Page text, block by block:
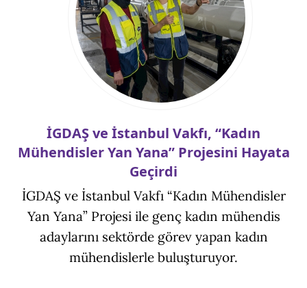
İGDAŞ ve İstanbul Vakfı, “Kadın
Mühendisler Yan Yana” Projesini Hayata
Geçirdi
İGDAŞ ve İstanbul Vakfı “Kadın Mühendisler
Yan Yana” Projesi ile genç kadın mühendis
adaylarını sektörde görev yapan kadın
mühendislerle buluşturuyor.